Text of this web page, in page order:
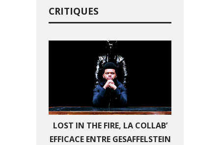
CRITIQUES
LOST IN THE FIRE, LA COLLAB’
EFFICACE ENTRE GESAFFELSTEIN